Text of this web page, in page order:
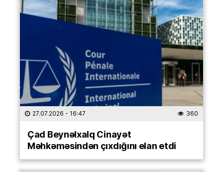
27.07.2026 - 16:47 360
Çad Beynəlxalq Cinayət
Məhkəməsindən çıxdığını elan etdi